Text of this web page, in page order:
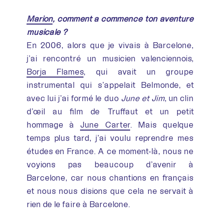
Marion, comment a commencé ton aventure
musicale ?
En 2006, alors que je vivais à Barcelone,
j’ai rencontré un musicien valenciennois,
Borja Flames, qui avait un groupe
instrumental qui s’appelait Belmonde, et
avec lui j’ai formé le duo June et Jim, un clin
d’œil au film de Truffaut et un petit
hommage à June Carter. Mais quelque
temps plus tard, j’ai voulu reprendre mes
études en France. A ce moment-là, nous ne
voyions pas beaucoup d’avenir à
Barcelone, car nous chantions en français
et nous nous disions que cela ne servait à
rien de le faire à Barcelone.